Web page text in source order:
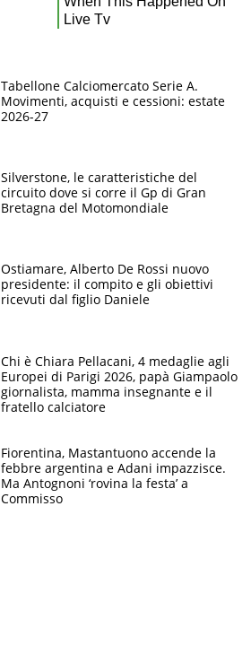
Tabellone Calciomercato Serie A.
Movimenti, acquisti e cessioni: estate
2026-27
Silverstone, le caratteristiche del
circuito dove si corre il Gp di Gran
Bretagna del Motomondiale
Ostiamare, Alberto De Rossi nuovo
presidente: il compito e gli obiettivi
ricevuti dal figlio Daniele
Chi è Chiara Pellacani, 4 medaglie agli
Europei di Parigi 2026, papà Giampaolo
giornalista, mamma insegnante e il
fratello calciatore
Fiorentina, Mastantuono accende la
febbre argentina e Adani impazzisce.
Ma Antognoni ‘rovina la festa’ a
Commisso